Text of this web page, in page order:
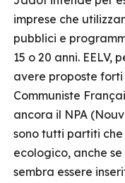
imprese che
pubblici e
15 o 20 anni. EELV,
avere proposte forti
Communiste
ancora il NPA
sono tutti partiti
ecologico, anche
sembra essere